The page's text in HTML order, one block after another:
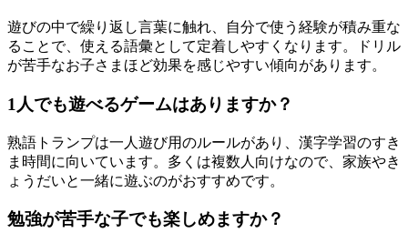
遊びの中で繰り返し言葉に触れ、自分で使う経験が積み重な
ることで、使える語彙として定着しやすくなります。ドリル
が苦手なお子さまほど効果を感じやすい傾向があります。
1人でも遊べるゲームはありますか？
熟語トランプは一人遊び用のルールがあり、漢字学習のすき
ま時間に向いています。多くは複数人向けなので、家族やき
ょうだいと一緒に遊ぶのがおすすめです。
勉強が苦手な子でも楽しめますか？